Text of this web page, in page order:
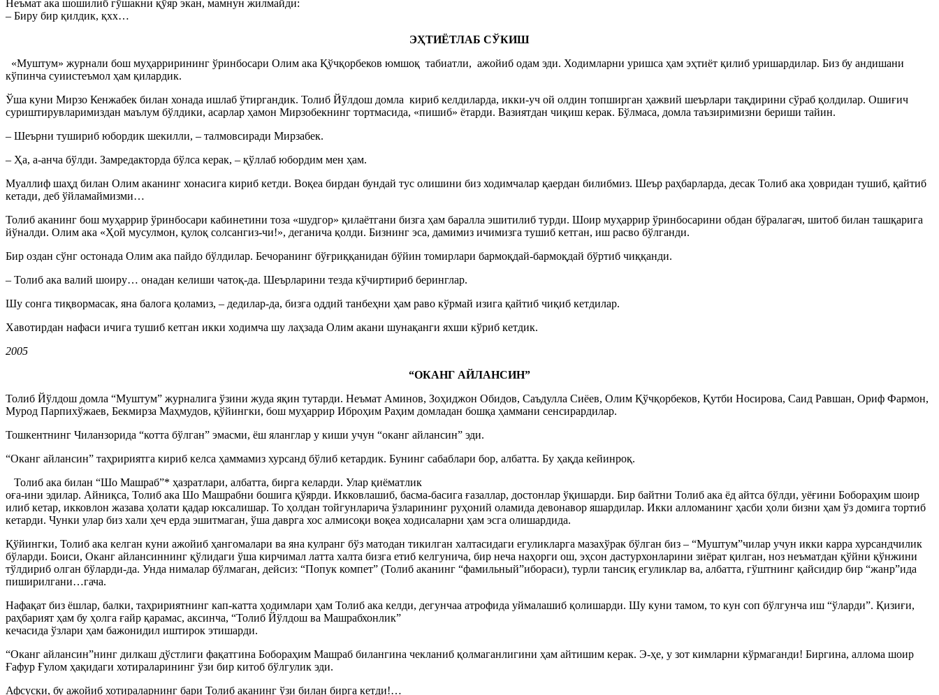
Неъмат ака шошилиб гўшакни қўяр экан, мамнун жилмайди:
– Биру бир қилдик, қхх…
ЭҲТИЁТЛАБ СЎКИШ
«Муштум» журнали бош муҳаррирининг ўринбосари Олим ака Қўчқорбеков юмшоқ табиатли, ажойиб одам эди. Ходимларни уришса ҳам эҳтиёт қилиб уришардилар. Биз бу андишани
кўпинча суиистеъмол ҳам қилардик.
Ўша куни Мирзо Кенжабек билан хонада ишлаб ўтиргандик. Толиб Йўлдош домла кириб келдиларда, икки-уч ой олдин топширган ҳажвий шеърлари тақдирини сўраб қолдилар. Ошиғич
суриштирувларимиздан маълум бўлдики, асарлар ҳамон Мирзобекнинг тортмасида, «пишиб» ётарди. Вазиятдан чиқиш керак. Бўлмаса, домла таъзиримизни бериши тайин.
– Шеърни тушириб юбордик шекилли, – талмовсиради Мирзабек.
– Ҳа, а-анча бўлди. Замредакторда бўлса керак, – қўллаб юбордим мен ҳам.
Муаллиф шаҳд билан Олим аканинг хонасига кириб кетди. Воқеа бирдан бундай тус олишини биз ходимчалар қаердан билибмиз. Шеър раҳбарларда, десак Толиб ака ҳовридан тушиб, қайтиб
кетади, деб ўйламаймизми…
Толиб аканинг бош муҳаррир ўринбосари кабинетини тоза «шудгор» қилаётгани бизга ҳам баралла эшитилиб турди. Шоир муҳаррир ўринбосарини обдан бўралагач, шитоб билан ташқарига
йўналди. Олим ака «Ҳой мусулмон, қулоқ солсангиз-чи!», деганича қолди. Бизнинг эса, дамимиз ичимизга тушиб кетган, иш расво бўлганди.
Бир оздан сўнг остонада Олим ака пайдо бўлдилар. Бечоранинг бўғриққанидан бўйин томирлари бармоқдай-бармоқдай бўртиб чиққанди.
– Толиб ака валий шоиру… онадан келиши чатоқ-да. Шеърларини тезда кўчиртириб беринглар.
Шу сонга тиқвормасак, яна балога қоламиз, – дедилар-да, бизга оддий танбеҳни ҳам раво кўрмай изига қайтиб чиқиб кетдилар.
Хавотирдан нафаси ичига тушиб кетган икки ходимча шу лаҳзада Олим акани шунақанги яхши кўриб кетдик.
2005
“ОКАНГ АЙЛАНСИН”
Толиб Йўлдош домла “Муштум” журналига ўзини жуда яқин тутарди. Неъмат Аминов, Зоҳиджон Обидов, Саъдулла Сиёев, Олим Қўчқорбеков, Қутби Носирова, Саид Равшан, Ориф Фармон,
Мурод Парпихўжаев, Бекмирза Маҳмудов, қўйингки, бош муҳаррир Иброҳим Раҳим домладан бошқа ҳаммани сенсирардилар.
Тошкентнинг Чиланзорида “котта бўлган” эмасми, ёш яланглар у киши учун “оканг айлансин” эди.
“Оканг айлансин” таҳририятга кириб келса ҳаммамиз хурсанд бўлиб кетардик. Бунинг сабаблари бор, албатта. Бу ҳақда кейинроқ.
Толиб ака билан “Шо Машраб”* ҳазратлари, албатта, бирга келарди. Улар қиёматлик
оға-ини эдилар. Айниқса, Толиб ака Шо Машрабни бошига қўярди. Икковлашиб, басма-басига ғазаллар, достонлар ўқишарди. Бир байтни Толиб ака ёд айтса бўлди, уёғини Бобораҳим шоир
илиб кетар, икковлон жазава ҳолати қадар юксалишар. То ҳолдан тойгунларича ўзларининг руҳоний оламида девонавор яшардилар. Икки алломанинг ҳасби ҳоли бизни ҳам ўз домига тортиб
кетарди. Чунки улар биз хали ҳеч ерда эшитмаган, ўша даврга хос алмисоқи воқеа ходисаларни ҳам эсга олишардида.
Қўйингки, Толиб ака келган куни ажойиб ҳангомалари ва яна кулранг бўз матодан тикилган халтасидаги егуликларга мазахўрак бўлган биз – “Муштум”чилар учун икки карра хурсандчилик
бўларди. Боиси, Оканг айлансиннинг қўлидаги ўша кирчимал латта халта бизга етиб келгунича, бир неча наҳорги ош, эҳсон дастурхонларини зиёрат қилган, ноз неъматдан қўйни қўнжини
тўлдириб олган бўларди-да. Унда нималар бўлмаган, дейсиз: “Попук компет” (Толиб аканинг “фамильный”ибораси), турли тансиқ егуликлар ва, албатта, гўштнинг қайсидир бир “жанр”ида
пиширилгани…гача.
Нафақат биз ёшлар, балки, таҳририятнинг кап-катта ҳодимлари ҳам Толиб ака келди, дегунчаа атрофида уймалашиб қолишарди. Шу куни тамом, то кун соп бўлгунча иш “ўларди”. Қизиғи,
раҳбарият ҳам бу ҳолга ғайр қарамас, аксинча, “Толиб Йўлдош ва Машрабхонлик”
кечасида ўзлари ҳам бажонидил иштирок этишарди.
“Оканг айлансин”нинг дилкаш дўстлиги фақатгина Бобораҳим Машраб билангина чекланиб қолмаганлигини ҳам айтишим керак. Э-ҳе, у зот кимларни кўрмаганди! Биргина, аллома шоир
Ғафур Ғулом ҳақидаги хотираларининг ўзи бир китоб бўлгулик эди.
Афсуски, бу ажойиб хотираларнинг бари Толиб аканинг ўзи билан бирга кетди!…